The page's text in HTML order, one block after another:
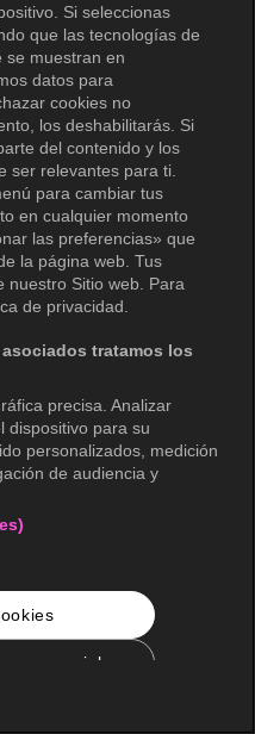
Si seleccionas
que las tecnologías de
se muestran en
datos para
cookies no
los deshabilitarás. Si
del contenido y los
ser relevantes para ti.
para cambiar tus
en cualquier momento
las preferencias» que
la página web. Tus
nuestro Sitio web. Para
de privacidad.
tratamos los
precisa. Analizar
dispositivo para su
personalizados, medición
de audiencia y
esenciales